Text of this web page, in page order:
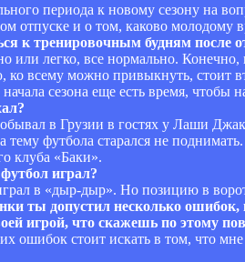
периода к новому сезону на
отпуске и о том, каково молодому
к тренировочным будням после
или легко, все нормально. Конечно,
всему можно привыкнуть, стоит
сезона еще есть время, чтобы
в Грузии в гостях у Лаши
тему футбола старался не
клуба «Баки».
играл?
в «дыр-дыр». Но позицию в
ты допустил несколько
игрой, что скажешь по этому
ошибок стоит искать в том, что